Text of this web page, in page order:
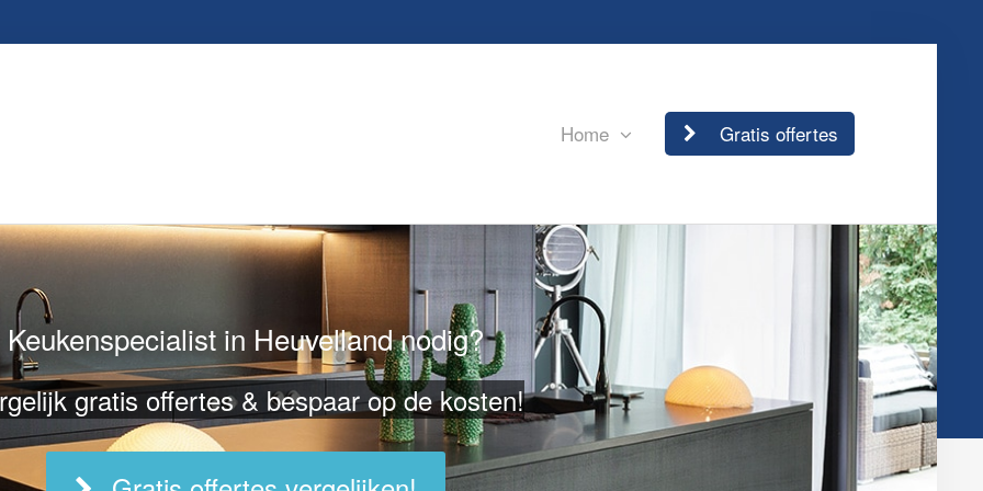
Home Gratis offertes
Keukenspecialist in Heuvelland nodig?
gratis offertes & bespaar op de kosten!